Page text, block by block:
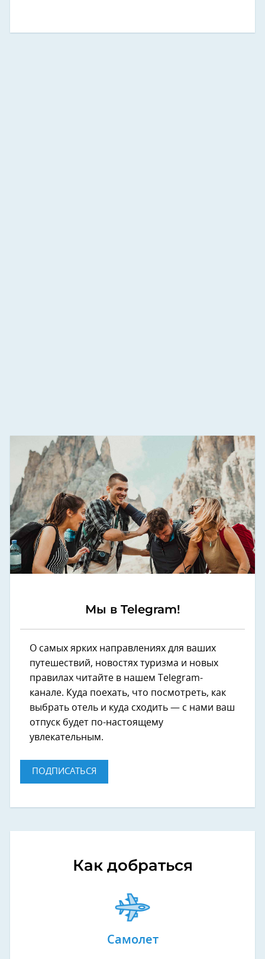
Мы в Telegram!
О самых ярких направлениях для ваших
путешествий, новостях туризма и новых
правилах читайте в нашем Telegram-
канале. Куда поехать, что посмотреть, как
выбрать отель и куда сходить — с нами ваш
отпуск будет по-настоящему
увлекательным.
ПОДПИСАТЬСЯ
Как добраться
Самолет